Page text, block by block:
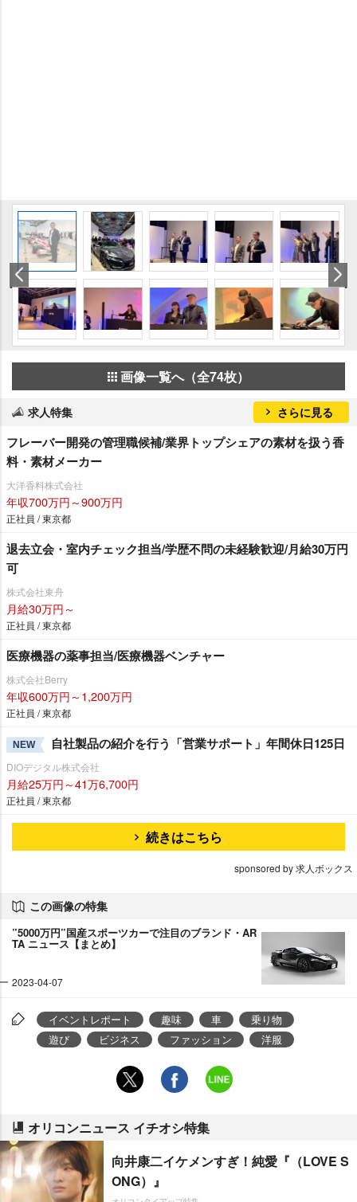
画像一覧へ（全74枚）
求人特集 さらに見る
フレーバー開発の管理職候補/業界トップシェアの素材を扱う香
料・素材メーカー
大洋香料株式会社
年収700万円～900万円
正社員 / 東京都
退去立会・室内チェック担当/学歴不問の未経験歓迎/月給30万円
可
株式会社東舟
月給30万円～
正社員 / 東京都
医療機器の薬事担当/医療機器ベンチャー
株式会社Berry
年収600万円～1,200万円
正社員 / 東京都
NEW 自社製品の紹介を行う「営業サポート」年間休日125日
DIOデジタル株式会社
月給25万円～41万6,700円
正社員 / 東京都
続きはこちら
sponsored by 求人ボックス
この画像の特集
”5000万円”国産スポーツカーで注目のブランド・AR
TA ニュース【まとめ】
2023-04-07
イベントレポート 趣味 車
乗り物
遊び
ビジネス ファッション 洋服
オリコンニュース イチオシ特集
向井康二イケメンすぎ！純愛『（LOVE S
ONG）』